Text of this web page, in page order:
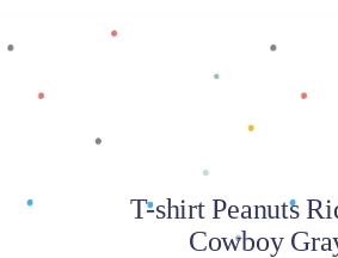
T-shirt Peanuts
Cowboy